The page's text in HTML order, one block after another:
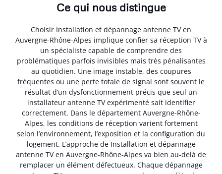
Ce qui nous distingue
Choisir Installation et dépannage antenne TV en
Auvergne-Rhône-Alpes implique confier sa réception TV à
un spécialiste capable de comprendre des
problématiques parfois invisibles mais très pénalisantes
au quotidien. Une image instable, des coupures
fréquentes ou une perte totale de signal sont souvent le
résultat d’un dysfonctionnement précis que seul un
installateur antenne TV expérimenté sait identifier
correctement. Dans le département Auvergne-Rhône-
Alpes, les conditions de réception varient fortement
selon l’environnement, l’exposition et la configuration du
logement. L’approche de Installation et dépannage
antenne TV en Auvergne-Rhône-Alpes va bien au-delà de
remplacer un élément défectueux. Chaque dépannage